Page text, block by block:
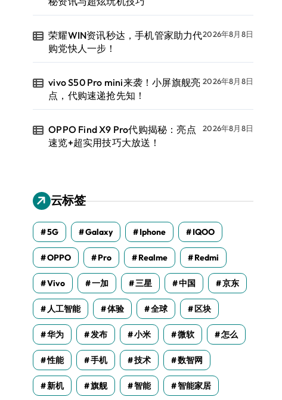
荣耀WIN资讯秒达，手机管家助力代
购党快人一步！
2026年8月8日
vivo S50 Pro mini来袭！小屏旗舰亮
点，代购速递抢先知！
2026年8月8日
OPPO Find X9 Pro代购揭秘：亮点
速览+超实用技巧大放送！
2026年8月8日
云标签
5G Galaxy Iphone IQOO
OPPO Pro Realme Redmi
Vivo 一加 三星 中国 京东
人工智能 体验 全球 区块
华为 发布 小米 微软 怎么
性能 手机 技术 数智网
新机 旗舰 智能 智能家居